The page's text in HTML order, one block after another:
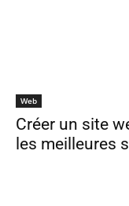
Web
Créer un site
les meilleures